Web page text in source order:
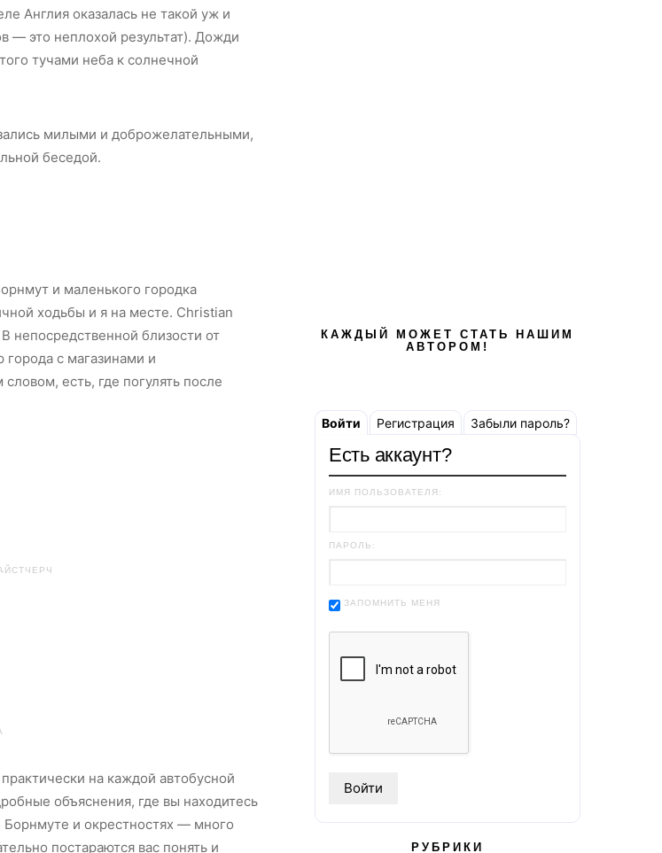
Англия оказалась не такой уж и
— это неплохой результат). Дожди
тучами неба к солнечной
милыми и доброжелательными,
беседой.
и маленького городка
ходьбы и я на месте. Christian
непосредственной близости от
с магазинами и
есть, где погулять после
на каждой автобусной
объяснения, где вы находитесь
Борнмуте и окрестностях — много
постараются вас понять и
КАЖДЫЙ МОЖЕТ СТАТЬ НАШИМ
АВТОРОМ!
Войти Регистрация Забыли пароль?
Есть аккаунт?
ИМЯ ПОЛЬЗОВАТЕЛЯ:
ПАРОЛЬ:
ЗАПОМНИТЬ МЕНЯ
РУБРИКИ